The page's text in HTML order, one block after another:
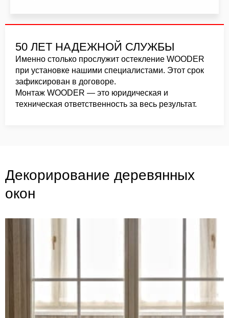
50 ЛЕТ НАДЕЖНОЙ СЛУЖБЫ
Именно столько прослужит остекление WOODER
при установке нашими специалистами. Этот срок
зафиксирован в договоре.
Монтаж WOODER — это юридическая и
техническая ответственность за весь результат.
Декорирование деревянных
окон